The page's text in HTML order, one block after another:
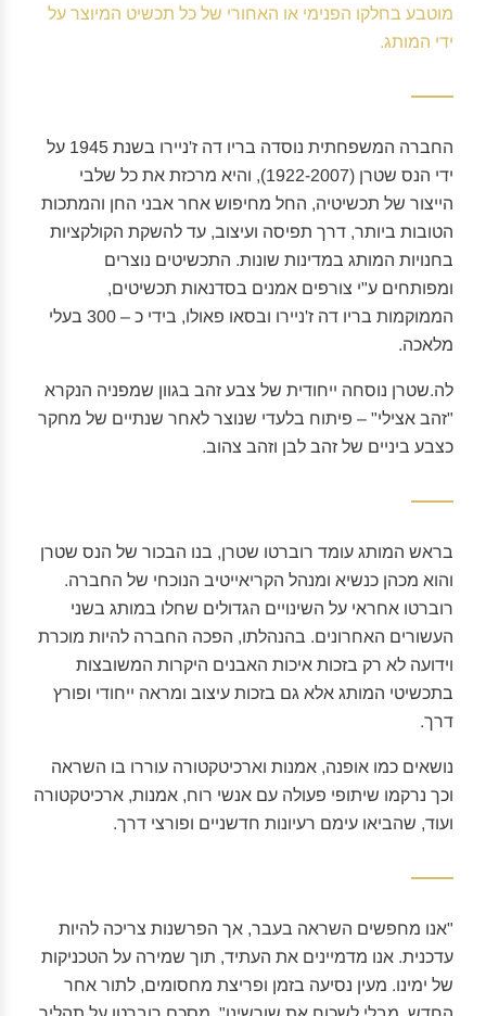
מוטבע בחלקו הפנימי או האחורי של כל תכשיט המיוצר על
ידי המותג.
החברה המשפחתית נוסדה בריו דה ז'ניירו בשנת 1945 על
ידי הנס שטרן (1922-2007), והיא מרכזת את כל שלבי
הייצור של תכשיטיה, החל מחיפוש אחר אבני החן והמתכות
הטובות ביותר, דרך תפיסה ועיצוב, עד להשקת הקולקציות
בחנויות המותג במדינות שונות. התכשיטים נוצרים
ומפותחים ע"י צורפים אמנים בסדנאות תכשיטים,
הממוקמות בריו דה ז'ניירו ובסאו פאולו, בידי כ – 300 בעלי
מלאכה.
לה.שטרן נוסחה ייחודית של צבע זהב בגוון שמפניה הנקרא
"זהב אצילי" – פיתוח בלעדי שנוצר לאחר שנתיים של מחקר
כצבע ביניים של זהב לבן וזהב צהוב.
בראש המותג עומד רוברטו שטרן, בנו הבכור של הנס שטרן
והוא מכהן כנשיא ומנהל הקריאייטיב הנוכחי של החברה.
רוברטו אחראי על השינויים הגדולים שחלו במותג בשני
העשורים האחרונים. בהנהלתו, הפכה החברה להיות מוכרת
וידועה לא רק בזכות איכות האבנים היקרות המשובצות
בתכשיטי המותג אלא גם בזכות עיצוב ומראה ייחודי ופורץ
דרך.
נושאים כמו אופנה, אמנות וארכיטקטורה עוררו בו השראה
וכך נרקמו שיתופי פעולה עם אנשי רוח, אמנות, ארכיטקטורה
ועוד, שהביאו עימם רעיונות חדשניים ופורצי דרך.
"אנו מחפשים השראה בעבר, אך הפרשנות צריכה להיות
עדכנית. אנו מדמיינים את העתיד, תוך שמירה על הטכניקות
של ימינו. מעין נסיעה בזמן ופריצת מחסומים, לתור אחר